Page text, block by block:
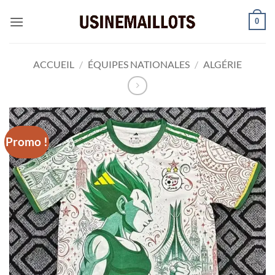
0
ACCUEIL / ÉQUIPES NATIONALES / ALGÉRIE
Promo !